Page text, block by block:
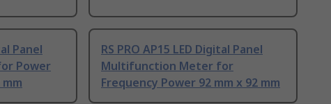
Panel
Power
RS PRO AP15 LED Digital Panel
Multifunction Meter for
Frequency Power 92 mm x 92 mm